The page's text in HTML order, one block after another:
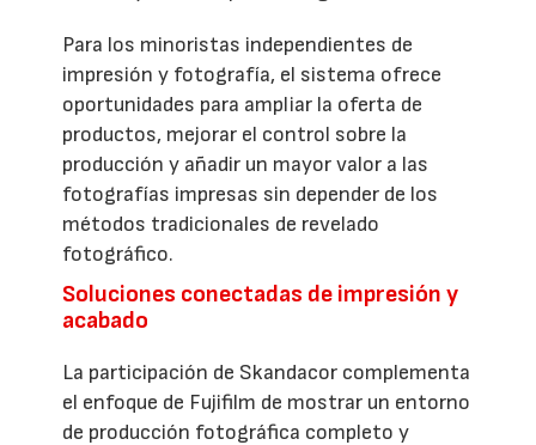
Para los minoristas independientes de
impresión y fotografía, el sistema ofrece
oportunidades para ampliar la oferta de
productos, mejorar el control sobre la
producción y añadir un mayor valor a las
fotografías impresas sin depender de los
métodos tradicionales de revelado
fotográfico.
Soluciones conectadas de impresión y
acabado
La participación de Skandacor complementa
el enfoque de Fujifilm de mostrar un entorno
de producción fotográfica completo y